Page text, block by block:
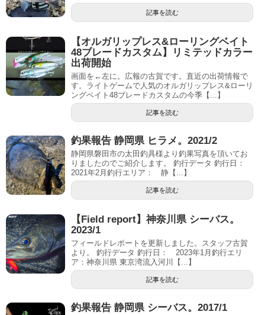
記事を読む
【オルガリップレス&ローリングベイト
48ブレードカスタム】リミテッドカラー
出荷開始
画面を←左に。広報の古賀です。直近の出荷情報で
す。ライトゲームで人気のオルガリップレス&ローリ
ングベイト48ブレードカスタムの今季【...】
記事を読む
釣果報告 静岡県 ヒラメ。2021/2
静岡県磐田市の太田釣具様より釣果写真を頂いてお
りましたのでご紹介します。 釣行データ 釣行日：
2021年2月釣行エリア： 静【...】
記事を読む
【Field report】神奈川県 シーバス。
2023/1
フィールドレポートを更新しました。スタッフ古賀
より。 釣行データ 釣行日： 2023年1月釣行エリ
ア：神奈川県 東京湾流入河川【...】
記事を読む
釣果報告 静岡県 シーバス。2017/1